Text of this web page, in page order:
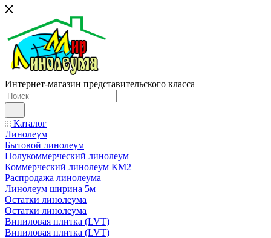
Интернет-магазин представительского класса
Каталог
Линолеум
Бытовой линолеум
Полукоммерческий линолеум
Коммерческий линолеум КМ2
Распродажа линолеума
Линолеум ширина 5м
Остатки линолеума
Остатки линолеума
Виниловая плитка (LVT)
Виниловая плитка (LVT)